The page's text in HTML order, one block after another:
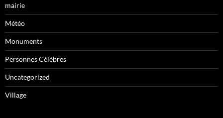
mairie
Météo
Monuments
Personnes Célèbres
Uncategorized
Village